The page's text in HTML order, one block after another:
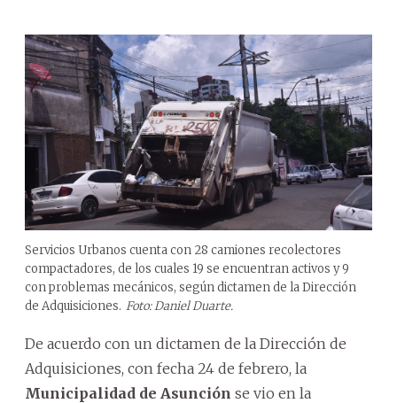
Servicios Urbanos cuenta con 28 camiones recolectores
compactadores, de los cuales 19 se encuentran activos y 9
con problemas mecánicos, según dictamen de la Dirección
de Adquisiciones. Foto: Daniel Duarte.
De acuerdo con un dictamen de la Dirección de
Adquisiciones, con fecha 24 de febrero, la
Municipalidad de Asunción se vio en la